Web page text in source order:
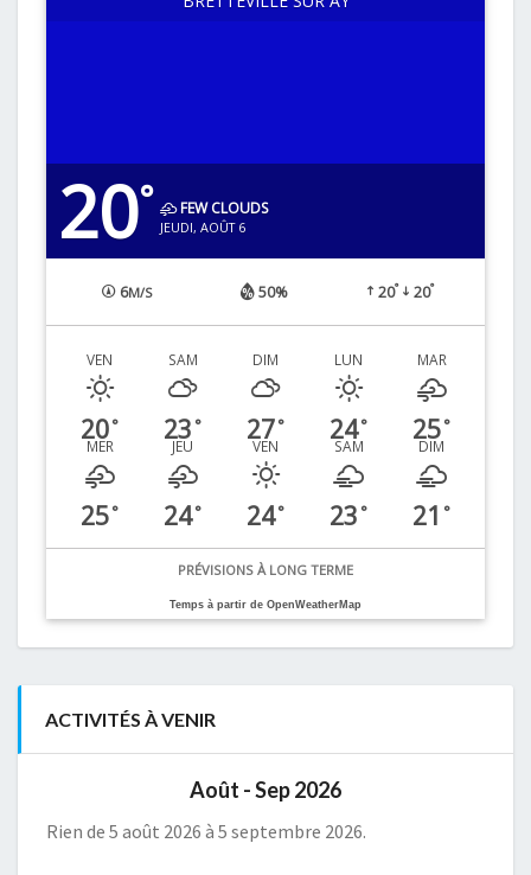
20° FEW CLOUDS
JEUDI, AOÛT 6
6M/S 50% 20° 20°
VEN
20°
SAM
23 °
DIM
27°
LUN
24°
MAR
25°
MER
25°
JEU
24°
VEN
24°
SAM
23 °
DIM
21 °
PRÉVISIONS À LONG TERME
Temps à partir de OpenWeatherMap
ACTIVITÉS À VENIR
Août - Sep 2026
Rien de 5 août 2026 à 5 septembre 2026.